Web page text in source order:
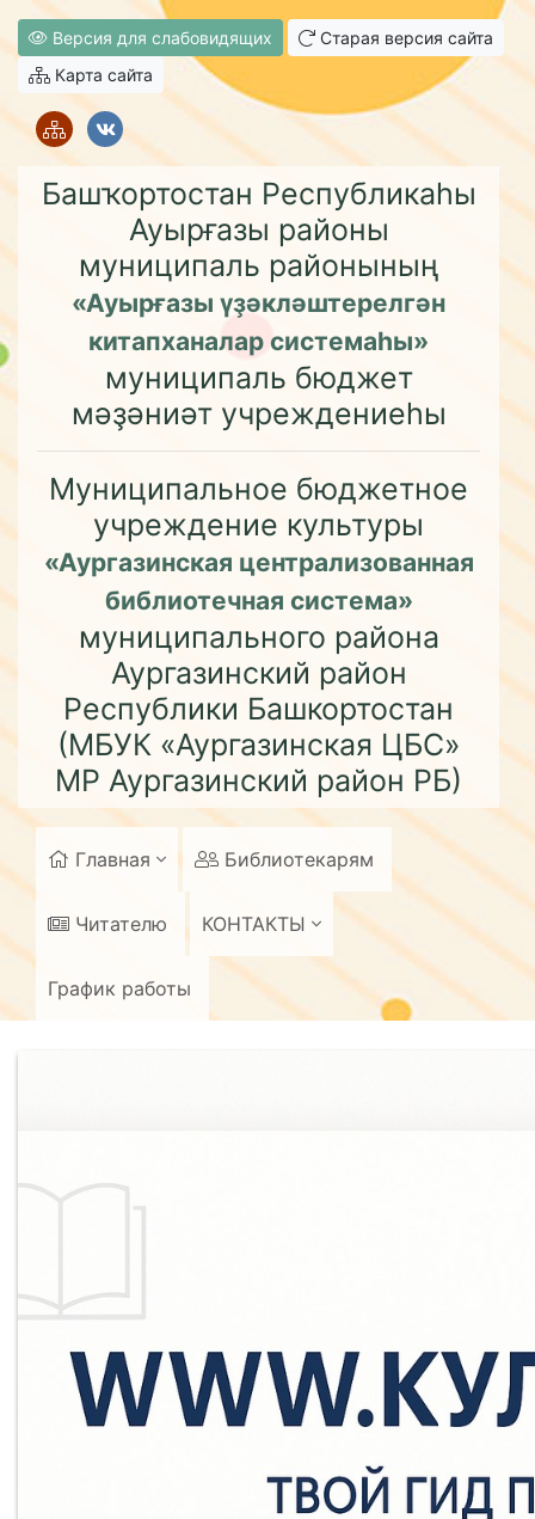
Версия для слабовидящих
Старая версия сайта
Карта сайта
Башҡортостан Республикаһы
Ауырғазы районы
муниципаль районының
«Ауырғазы үҙәкләштерелгән
китапханалар системаһы»
муниципаль бюджет
мәҙәниәт учреждениеһы
Муниципальное бюджетное
учреждение культуры
«Аургазинская централизованная
библиотечная система»
муниципального района
Аургазинский район
Республики Башкортостан
(МБУК «Аургазинская ЦБС»
МР Аургазинский район РБ)
Главная Библиотекарям
Читателю КОНТАКТЫ
График работы